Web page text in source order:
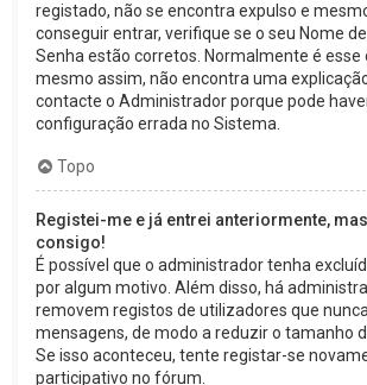
registado, não se encontra expulso e
conseguir entrar, verifique se o seu Nome
Senha estão corretos. Normalmente é esse
mesmo assim, não encontra uma
contacte o Administrador porque pode
configuração errada no Sistema.
Topo
Registei-me e já entrei anteriormente,
consigo!
É possível que o administrador tenha
por algum motivo. Além disso, há
removem registos de utilizadores que
mensagens, de modo a reduzir o tamanho
Se isso aconteceu, tente registar-se
participativo no fórum.